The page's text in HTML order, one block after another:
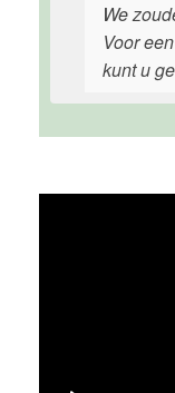
We
Voor
kunt u